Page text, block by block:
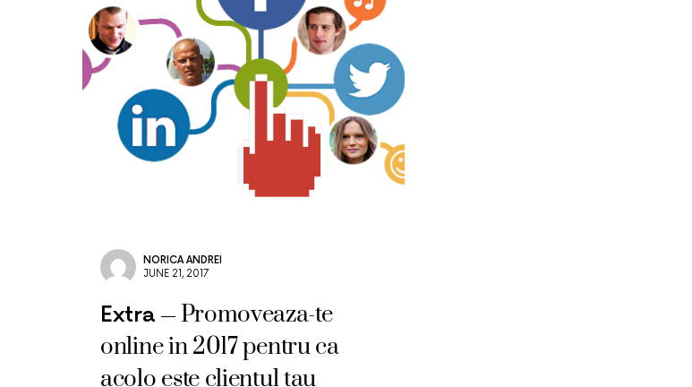
NORICA ANDREI
JUNE 21, 2017
Extra
Promoveaza-te
online in 2017 pentru ca
acolo este clientul tau